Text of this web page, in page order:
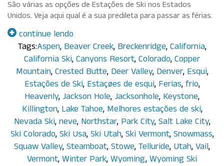
São várias as opções de Estações de Ski nos Estados
Unidos. Veja aqui qual é a sua predileta para passar as férias.
continue lendo
Tags:Aspen, Beaver Creek, Breckenridge, California,
California Ski, Canyons Resort, Colorado, Copper
Mountain, Crested Butte, Deer Valley, Denver, Esqui,
Estações de Ski, Estaçøes de esqui, Ferias, frio,
Heavenly, Jackson Hole, Jacksonhole, Keystone,
Killington, Lake Tahoe, Melhores estações de ski,
Nevada Ski, neve, Northstar, Park City, Salt Lake City,
Ski Colorado, Ski Usa, Ski Utah, Ski Vermont, Snowmass,
Squaw Valley, Steamboat, Stowe, Telluride, Utah, Vail,
Vermont, Winter Park, Wyoming, Wyoming Ski